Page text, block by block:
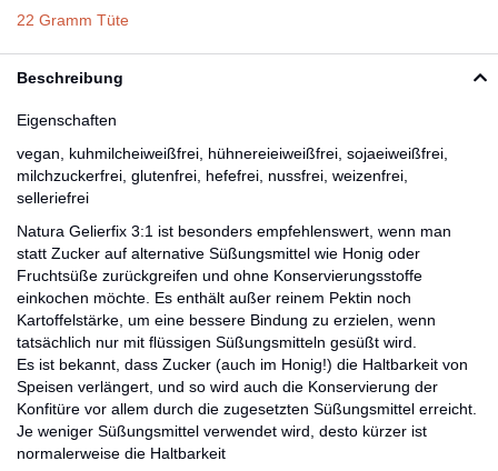
22 Gramm Tüte
Beschreibung
Eigenschaften
vegan, kuhmilcheiweißfrei, hühnereieiweißfrei, sojaeiweißfrei,
milchzuckerfrei, glutenfrei, hefefrei, nussfrei, weizenfrei,
selleriefrei
Natura Gelierfix 3:1 ist besonders empfehlenswert, wenn man
statt Zucker auf alternative Süßungsmittel wie Honig oder
Fruchtsüße zurückgreifen und ohne Konservierungsstoffe
einkochen möchte. Es enthält außer reinem Pektin noch
Kartoffelstärke, um eine bessere Bindung zu erzielen, wenn
tatsächlich nur mit flüssigen Süßungsmitteln gesüßt wird.
Es ist bekannt, dass Zucker (auch im Honig!) die Haltbarkeit von
Speisen verlängert, und so wird auch die Konservierung der
Konfitüre vor allem durch die zugesetzten Süßungsmittel erreicht.
Je weniger Süßungsmittel verwendet wird, desto kürzer ist
normalerweise die Haltbarkeit